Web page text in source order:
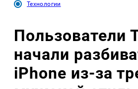
Технологии
Пользователи
начали
iPhone из-за